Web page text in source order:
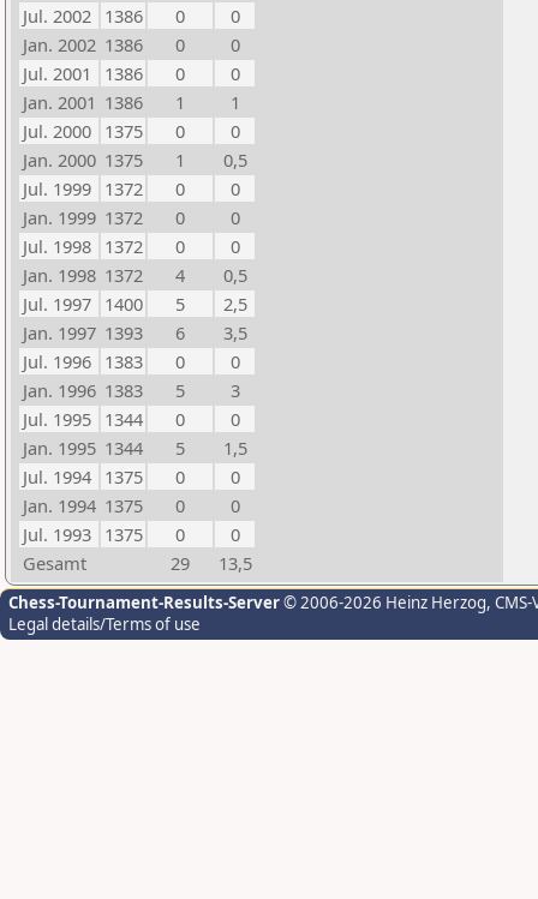
Jul. 2002 1386 0
0
Jan. 2002 1386 0
0
Jul. 2001
1386 0
0
Jan. 2001 1386 1
1
Jul. 2000 1375 0
0
Jan. 2000 1375 1
0,5
Jul. 1999 1372 0
0
Jan. 1999 1372 0
0
Jul. 1998 1372 0
0
Jan. 1998 1372 4
0,5
Jul. 1997 1400 5
2,5
Jan. 1997 1393 6
3,5
Jul. 1996 1383 0
0
Jan. 1996 1383 5
3
Jul. 1995 1344 0
0
Jan. 1995 1344 5
1,5
Jul. 1994 1375 0
0
Jan. 1994 1375 0
0
Jul. 1993 1375 0
0
Gesamt
29 13,5
Chess-Tournament-Results-Server© 2006-2026 Heinz Herzog,
Legal details/Terms of use